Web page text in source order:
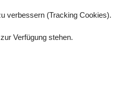
verbessern (Tracking Cookies).
Verfügung stehen.